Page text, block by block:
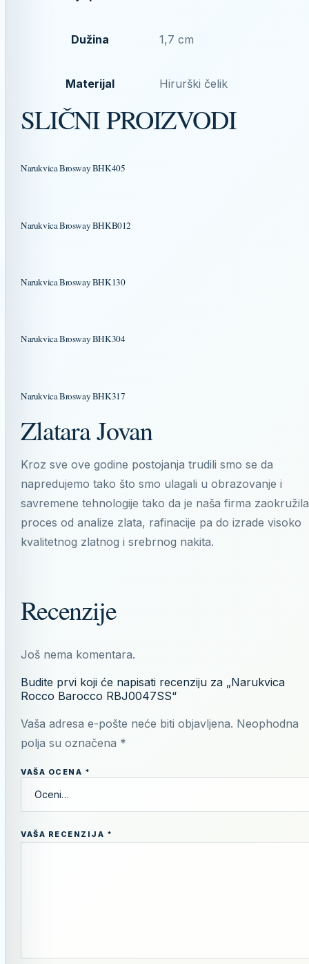
Dužina 1,7 cm
Materijal Hirurški čelik
SLIČNI PROIZVODI
Narukvica Brosway BHK405
Narukvica Brosway BHKB012
Narukvica Brosway BHK130
Narukvica Brosway BHK304
Narukvica Brosway BHK317
Zlatara Jovan
Kroz sve ove godine postojanja trudili smo se da
napredujemo tako što smo ulagali u obrazovanje i
savremene tehnologije tako da je naša firma zaokružila
proces od analize zlata, rafinacije pa do izrade visoko
kvalitetnog zlatnog i srebrnog nakita.
Recenzije
Još nema komentara.
Budite prvi koji će napisati recenziju za „Narukvica
Rocco Barocco RBJ0047SS“
Vaša adresa e-pošte neće biti objavljena. Neophodna
polja su označena *
VAŠA OCENA *
VAŠA RECENZIJA *